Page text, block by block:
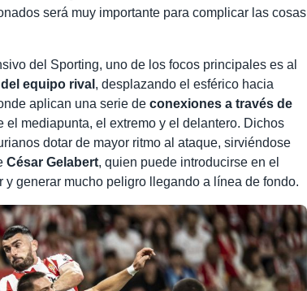
será muy importante para complicar las cosas
del Sporting, uno de los focos principales es al
equipo rival , desplazando el esférico hacia
aplican una serie deconexiones a través de
el mediapunta, el extremo y el delantero. Dichos
dotar de mayor ritmo al ataque, sirviéndose
César Gelabert, quien puede introducirse en el
y generar mucho peligro llegando a línea de fondo.